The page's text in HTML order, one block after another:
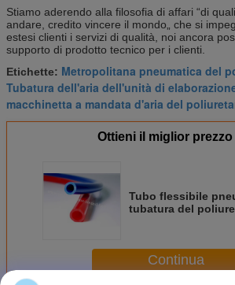
Stiamo aderendo alla filosofia di affari “di
andare, credito vincere il mondo„ che si
estesi clienti i servizi di qualità, noi ancora
supporto di prodotto tecnico per i clienti.
Etichette: Metropolitana pneumatica del
Tubatura dell'aria dell'unità di
macchinetta a mandata d'aria del
Ottieni il miglior prezzo
Tubo flessibile
tubatura del
Continua